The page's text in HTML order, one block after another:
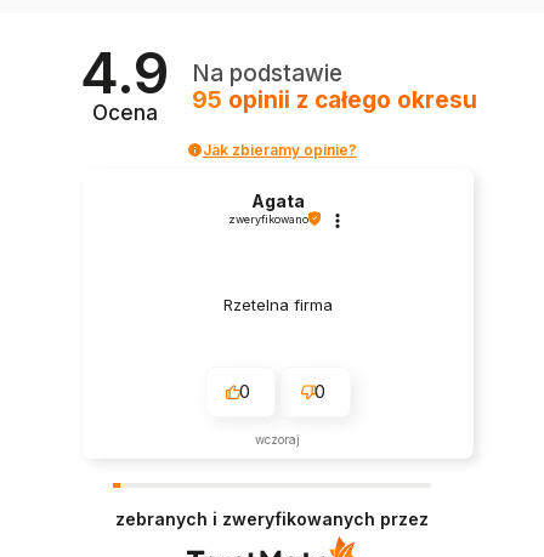
4.9
Ocena
Na podstawie
95 opinii z całego okresu
Jak zbieramy opinie?
Agata
zweryfikowano
Rzetelna firma
0 0
wczoraj
zebranych i zweryfikowanych przez